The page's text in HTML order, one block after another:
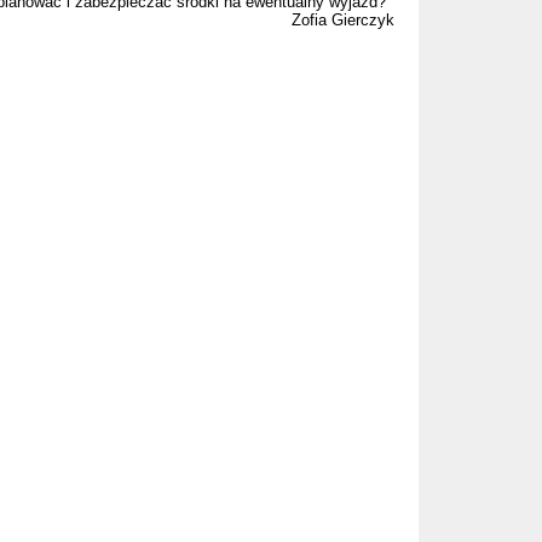
Zofia Gierczyk